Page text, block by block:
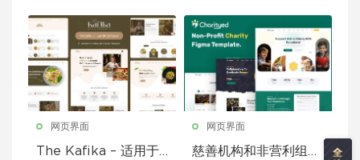
网页界面
The Kafika – 适用于
网页界面
慈善机构和非营利组织